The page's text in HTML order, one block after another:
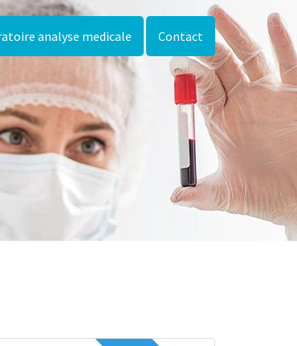
analyse medicale Contact